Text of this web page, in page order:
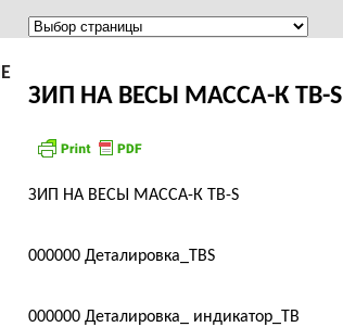
Меню
ЗИП НА ВЕСЫ МАССА-К TB-S
ЗИП НА ВЕСЫ МАССА-К TB-S
000000 Деталировка_TBS
000000 Деталировка_ индикатор_ТВ